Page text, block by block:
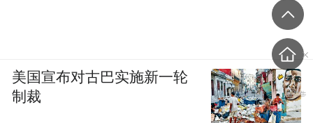
美国宣布对古巴实施新一轮
制裁